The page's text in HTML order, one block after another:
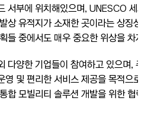
서부에 위치해있으며, UNESCO 세계
상 유적지가 소재한 곳이라는 상징성
들 중에서도 매우 중요한 위상을 차지
다양한 기업들이 참여하고 있으며, 주
영 및 편리한 서비스 제공을 목적으로
합 모빌리티 솔루션 개발을 위한 협력